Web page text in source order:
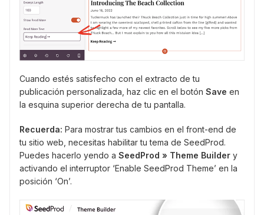
Cuando estés satisfecho con el extracto de tu
publicación personalizada, haz clic en el botón Save en
la esquina superior derecha de tu pantalla.
Recuerda: Para mostrar tus cambios en el front-end de
tu sitio web, necesitas habilitar tu tema de SeedProd.
Puedes hacerlo yendo a SeedProd » Theme Builder y
activando el interruptor ‘Enable SeedProd Theme’ en la
posición ‘On’.